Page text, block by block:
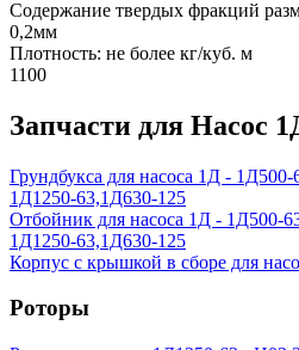
Содержание твердых фракций
0,2мм
Плотность: не более кг/куб. м
1100
Запчасти для Насос
Грундбукса для насоса 1Д -
1Д1250-63,1Д630-125
Отбойник для насоса 1Д - 1Д500-
1Д1250-63,1Д630-125
Корпус с крышкой в сборе для
Роторы